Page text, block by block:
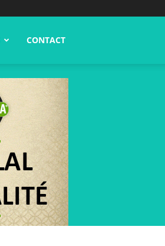
CONTACT